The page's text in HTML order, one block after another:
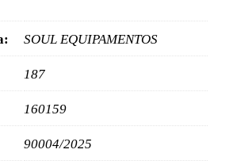
SOUL EQUIPAMENTOS
187
160159
90004/2025